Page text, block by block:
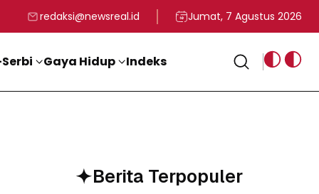
ke-81 Kemerdekaan RI
Kadin Apresiasi Kepemimpinan Presiden Prabowo yang
Staf Khusus Menag RI
redaksi@newsreal.id Jumat, 7 Agustus 2026
Gaya Hidup Indeks
Berita Terpopuler